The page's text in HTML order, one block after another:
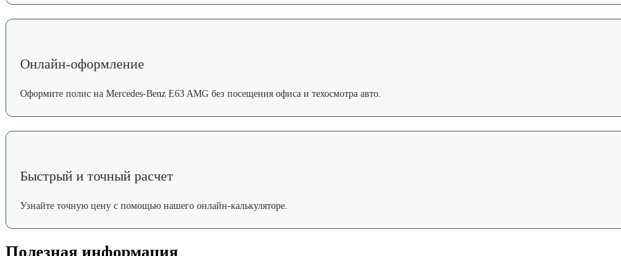
Онлайн-оформление
Оформите полис на Mercedes-Benz E63 AMG без посещения офиса и техосмотра авто.
Быстрый и точный расчет
Узнайте точную цену с помощью нашего онлайн-калькуляторе.
Полезная информация